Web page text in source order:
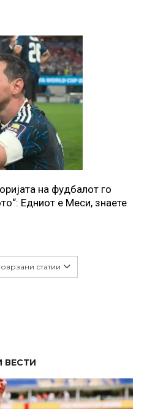
на фудбалот го
Едниот е Меси, знаете
статии
ВЕСТИ